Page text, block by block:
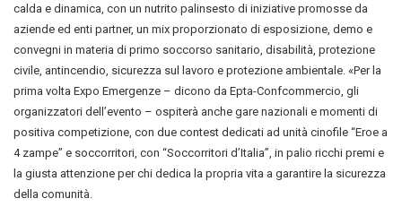
calda e dinamica, con un nutrito palinsesto di iniziative promosse da
aziende ed enti partner, un mix proporzionato di esposizione, demo e
convegni in materia di primo soccorso sanitario, disabilità, protezione
civile, antincendio, sicurezza sul lavoro e protezione ambientale. «Per la
prima volta Expo Emergenze – dicono da Epta-Confcommercio, gli
organizzatori dell’evento – ospiterà anche gare nazionali e momenti di
positiva competizione, con due contest dedicati ad unità cinofile “Eroe a
4 zampe” e soccorritori, con “Soccorritori d’Italia”, in palio ricchi premi e
la giusta attenzione per chi dedica la propria vita a garantire la sicurezza
della comunità.